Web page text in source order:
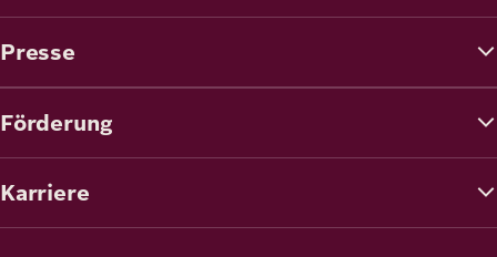
Presse
Förderung
Karriere